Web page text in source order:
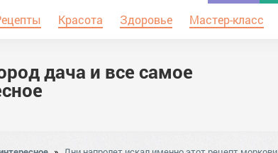
Красота Здоровье Мастер-класс
дача и все самое